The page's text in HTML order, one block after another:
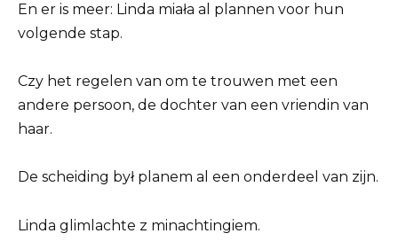
En er is meer: ​​Linda miała al plannen voor hun
volgende stap.
Czy het regelen van om te trouwen met een
andere persoon, de dochter van een vriendin van
haar.
De scheiding był planem al een onderdeel van zijn.
Linda glimlachte z minachtingiem.